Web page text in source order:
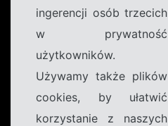
ingerencji osób trzecich
w prywatność
użytkowników.
Używamy także plików
cookies, by ułatwić
korzystanie z naszych